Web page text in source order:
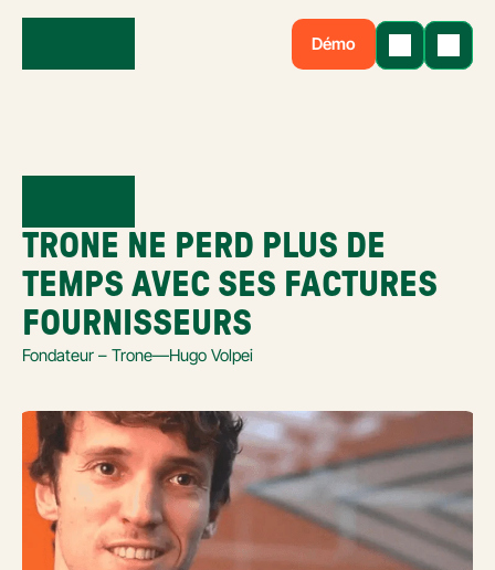
Démo
TRONE NE PERD PLUS DE
TEMPS AVEC SES FACTURES
FOURNISSEURS
Fondateur – Trone—Hugo Volpei